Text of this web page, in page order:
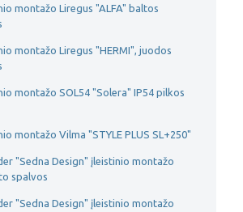
montažo Liregus "ALFA" baltos
montažo Liregus "HERMI", juodos
montažo SOL54 "Solera" IP54 pilkos
montažo Vilma "STYLE PLUS SL+250"
"Sedna Design" įleistinio montažo
spalvos
"Sedna Design" įleistinio montažo